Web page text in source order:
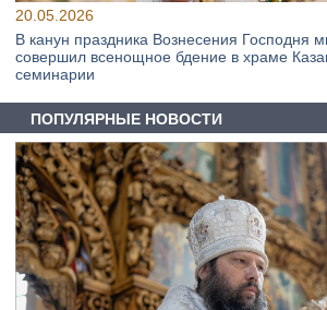
20.05.2026
В канун праздника Вознесения Господня
совершил всенощное бдение в храме
семинарии
ПОПУЛЯРНЫЕ НОВОСТИ